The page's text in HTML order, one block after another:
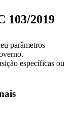
103/2019
parâmetros
específicas ou